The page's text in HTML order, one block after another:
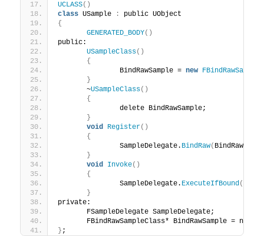
UCLASS()
class USample :
public UObject
{
GENERATED_BODY()
public:
USampleClass()
{
		BindRawSample =
new
}
	~
USampleClass()
{
		delete BindRawSample;
}
void Register()
{
		SampleDelegate.
BindRaw(
}
void Invoke()
{
		SampleDelegate.
ExecuteIfBound(
}
private:
	FSampleDelegate SampleDelegate;
FBindRawSampleClass* BindRawSample =
} ;